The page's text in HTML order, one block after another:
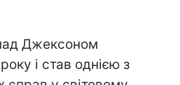
Джексоном
і став однією з